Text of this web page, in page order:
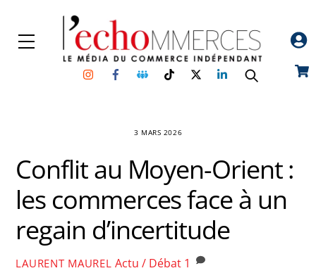
content
Menu
InstagramFacebookGroupe
Facebook
TikTokTwitterLinkedin
3 MARS 2026
Conflit au Moyen-Orient :
les commerces face à un
regain d’incertitude
LAURENT MAUREL Actu / Débat 1